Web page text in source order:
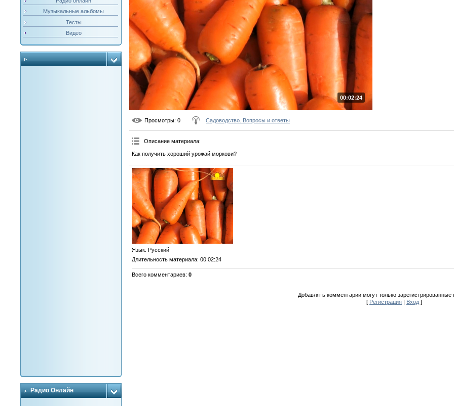
Музыкальные альбомы
Тесты
Видео
Радио Онлайн
00:02:24
Просмотры: 0 Садоводство. Вопросы и ответы
Описание материала:
Как получить хороший урожай моркови?
Язык: Русский
Длительность материала: 00:02:24
Всего комментариев: 0
Добавлять комментарии могут только зарегистрированные
[ Регистрация| Вход]